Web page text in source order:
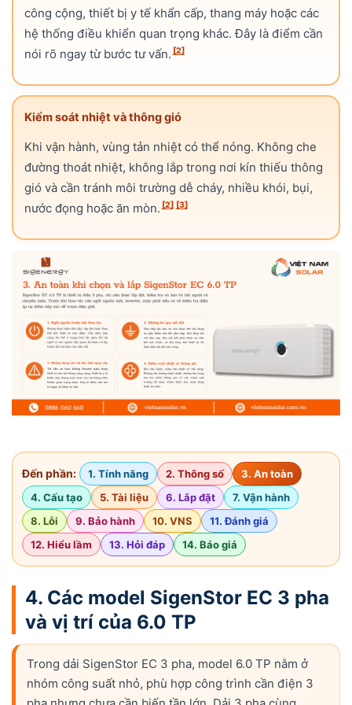
công cộng, thiết bị y tế khẩn cấp, thang máy hoặc các
hệ thống điều khiển quan trọng khác. Đây là điểm cần
nói rõ ngay từ bước tư vấn. [2]
Kiểm soát nhiệt và thông gió
Khi vận hành, vùng tản nhiệt có thể nóng. Không che
đường thoát nhiệt, không lắp trong nơi kín thiếu thông
gió và cần tránh môi trường dễ cháy, nhiều khói, bụi,
nước đọng hoặc ăn mòn. [2] [3]
Đến phần: 1. Tính năng 2. Thông số
3. An toàn
4. Cấu tạo
5. Tài liệu 6. Lắp đặt
7. Vận hành
8. Lỗi
9. Bảo hành 10. VNS
11. Đánh giá
12. Hiểu lầm
13. Hỏi đáp 14. Báo giá
4. Các model SigenStor EC 3 pha
và vị trí của 6.0 TP
Trong dải SigenStor EC 3 pha, model 6.0 TP nằm ở
nhóm công suất nhỏ, phù hợp công trình cần điện 3